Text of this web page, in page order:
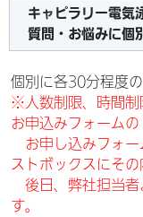
キャピラリー電気
質問・お悩みに個
個別に各30分程度
※人数制限、時間制
お申込みフォーム
お申し込みフォー
ストボックスにその
後日、弊社担当者
す。